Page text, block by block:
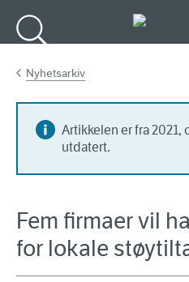
Nyhetsarkiv
Artikkelen er fra
utdatert.
Fem firmaer vil
for lokale